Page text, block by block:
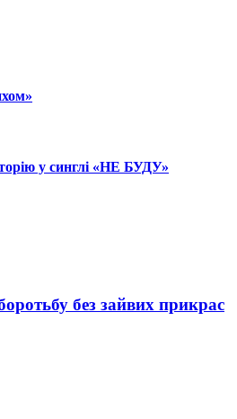
у синглі «НЕ БУДУ»
без зайвих прикрас